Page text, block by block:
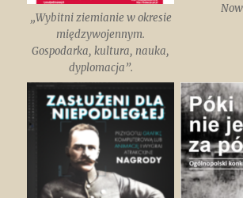
„Wybitni ziemianie w okresie
międzywojennym.
Gospodarka, kultura, nauka,
dyplomacja”.